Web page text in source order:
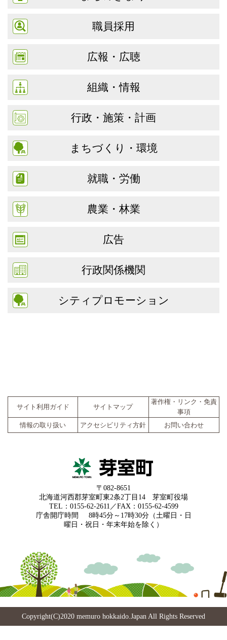
職員採用
広報・広聴
組織・情報
行政・施策・計画
まちづくり・環境
就職・労働
農業・林業
広告
行政関係機関
シティプロモーション
サイト利用ガイド サイトマップ
著作権・リンク・免責
事項
情報の取り扱い
アクセシビリティ方針 お問い合わせ
〒082-8651
北海道河西郡芽室町東2条2丁目14 芽室町役場
TEL：0155-62-2611／FAX：0155-62-4599
庁舎開庁時間
8時45分～17時30分（土曜日・日
曜日・祝日・年末年始を除く）
Copyright(C)2020 memuro hokkaido.Japan All Rights Reserved